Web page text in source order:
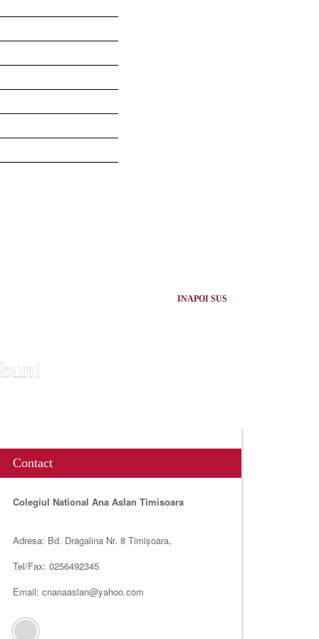
INAPOI SUS
Contact
Colegiul National Ana Aslan Timisoara
Adresa: Bd. Dragalina Nr. 8 Timișoara,
Tel/Fax: 0256492345
Email: cnanaaslan@yahoo.com